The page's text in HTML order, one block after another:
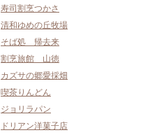
寿司割烹つかさ
清和ゆめの丘牧場
そば処 帰去来
割烹旅館 山徳
カズサの郷愛採畑
喫茶りんどん
ジョリラパン
ドリアン洋菓子店